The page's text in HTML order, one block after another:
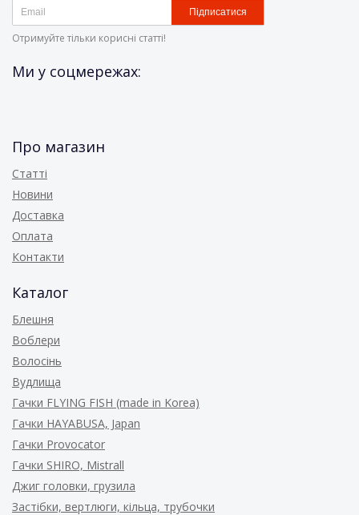
Підписатися
Отримуйте тільки корисні статті!
Ми у соцмережах:
Про магазин
Статті
Новини
Доставка
Оплата
Контакти
Каталог
Блешня
Воблери
Волосінь
Вудлища
Гачки FLYING FISH (made in Korea)
Гачки HAYABUSA, Japan
Гачки Provocator
Гачки SHIRO, Mistrall
Джиг головки, грузила
Застібки, вертлюги, кільца, трубочки